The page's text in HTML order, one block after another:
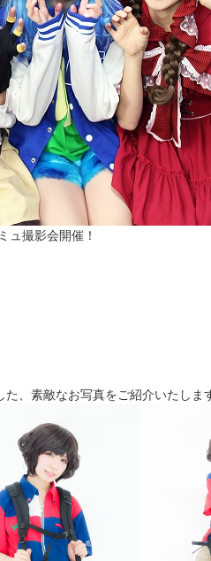
ュ撮影会開催！
た、素敵なお写真をご紹介いたし